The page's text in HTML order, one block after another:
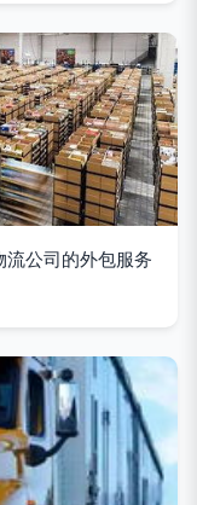
公司的外包服务